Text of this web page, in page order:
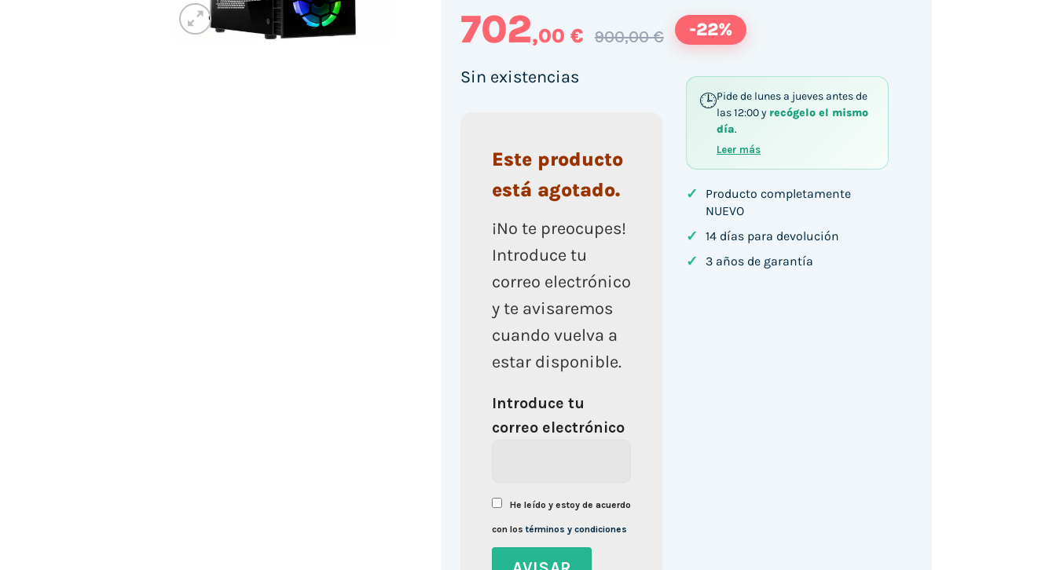
702,00 € 900,00 € -22%
Sin existencias
Este producto
está agotado.
¡No te preocupes!
Introduce tu
correo electrónico
y te avisaremos
cuando vuelva a
estar disponible.
Introduce tu
correo electrónico
He leído y estoy de acuerdo
con lostérminos y condiciones
Pide de lunes a jueves antes de
las 12:00 y recógelo el mismo
día.
Leer más
✓
Producto completamente
NUEVO
✓ 14 días para devolución
✓ 3 años de garantía